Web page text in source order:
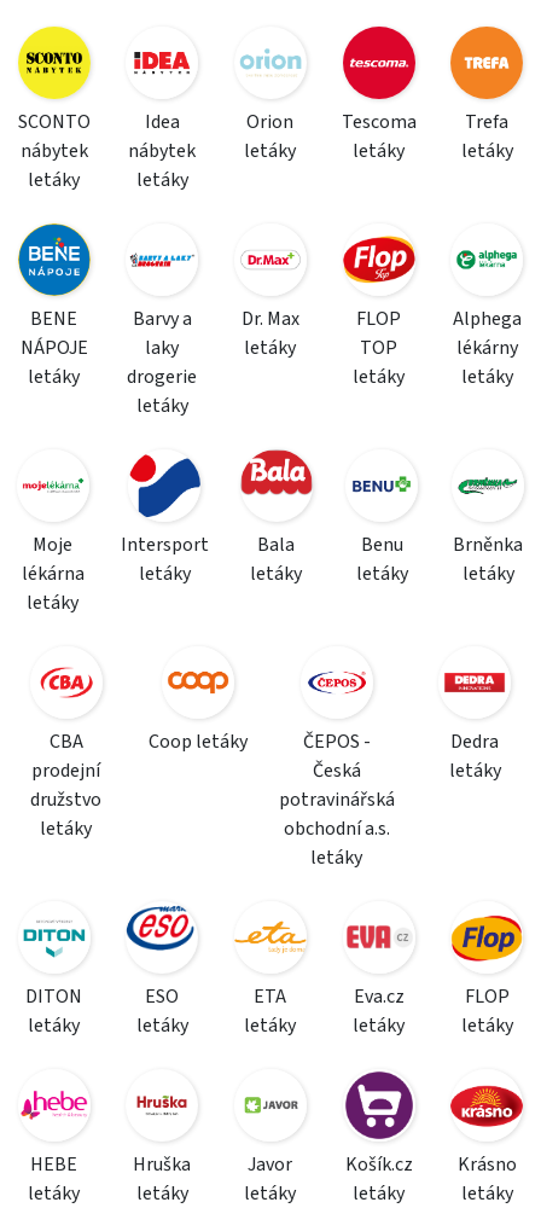
SCONTO
nábytek
letáky
Idea
nábytek
letáky
Orion
letáky
Tescoma
letáky
Trefa
letáky
BENE
NÁPOJE
letáky
Barvy a
laky
drogerie
letáky
Dr. Max
letáky
FLOP
TOP
letáky
Alphega
lékárny
letáky
Moje
lékárna
letáky
Intersport
letáky
Bala
letáky
Benu
letáky
Brněnka
letáky
CBA
prodejní
družstvo
letáky
Coop letáky
ČEPOS -
Česká
potravinářská
obchodní a.s.
letáky
Dedra
letáky
DITON
letáky
ESO
letáky
ETA
letáky
Eva.cz
letáky
FLOP
letáky
HEBE
letáky
Hruška
letáky
Javor
letáky
Košík.cz
letáky
Krásno
letáky